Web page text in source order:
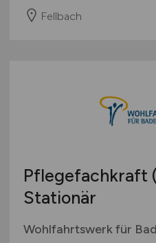
Fellbach
Pflegefachkraft
Stationär
Wohlfahrtswerk für